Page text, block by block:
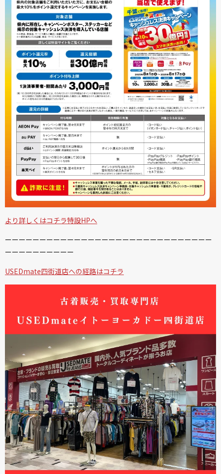
より詳しくはコチラ特設HPへ
ーーーーーーーーーーーーーーーーーーーーーーーーーーーーーー
ーーーーーーーーーー
USEDmate四街道店への経路はコチラ